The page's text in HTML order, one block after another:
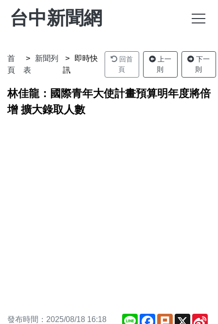
台中新聞網
首
頁
新聞列
表
即時快
訊
回首
頁
上一
則
下一
則
林佳龍：國際青年大使計畫預算明年度將倍
增 擴大錄取人數
發布時間：2025/08/18 16:18
Line Facebook
Plurk X